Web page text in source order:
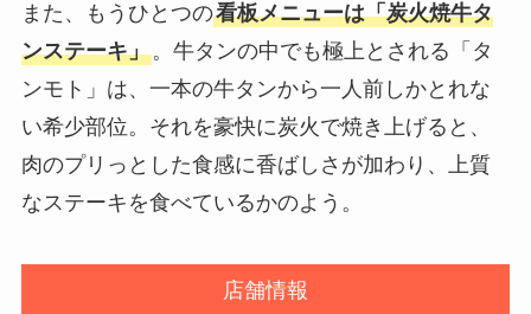
また、もうひとつの看板メニューは「炭火焼牛タ
ンステーキ」。牛タンの中でも極上とされる「タ
ンモト」は、一本の牛タンから一人前しかとれな
い希少部位。それを豪快に炭火で焼き上げると、
肉のプリっとした食感に香ばしさが加わり、上質
なステーキを食べているかのよう。
店舗情報